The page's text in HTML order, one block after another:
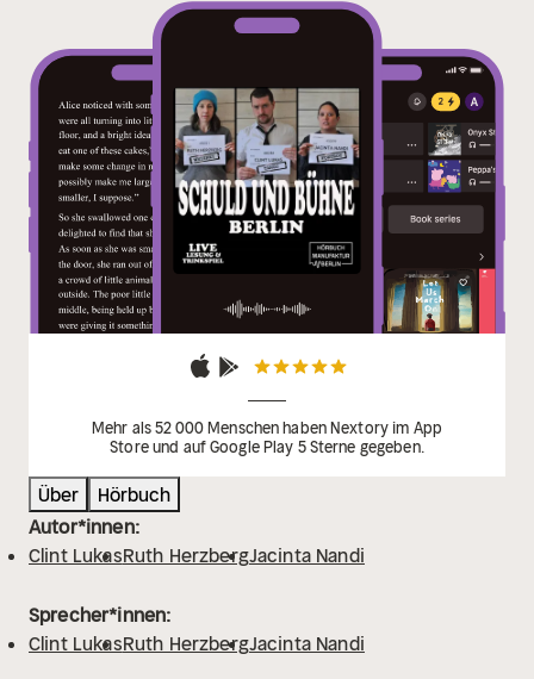
Mehr als 52 000 Menschen haben Nextory im App
Store und auf Google Play 5 Sterne gegeben.
Über
Hörbuch
Autor*innen:
Clint LukasRuth HerzbergJacinta Nandi
Sprecher*innen:
Clint LukasRuth HerzbergJacinta Nandi